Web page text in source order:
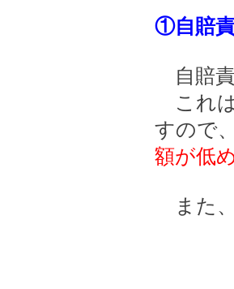
①自賠
自賠
これ
すので
額が低
また